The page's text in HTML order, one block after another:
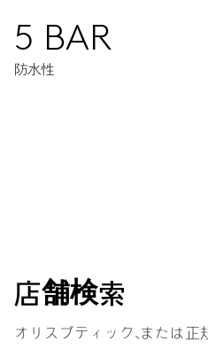
5 BAR
防水性
38時間
パワーリザーブ
店舗検索
オリスブティック、または